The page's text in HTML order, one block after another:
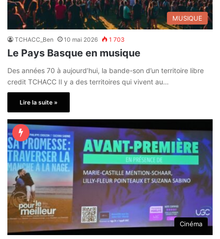
MUSIQUE
TCHACC_Ben 10 mai 2026 1 703
Le Pays Basque en musique
Des années 70 à aujourd’hui, la bande-son d’un territoire libre
credit TCHACC Il y a des territoires qui vivent au…
Lire la suite »
Cinéma